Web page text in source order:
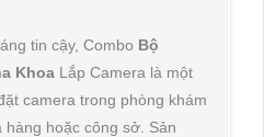
tin cậy, Combo Bộ
Khoa Lắp Camera là một
camera trong phòng khám
hoặc công sở. Sản